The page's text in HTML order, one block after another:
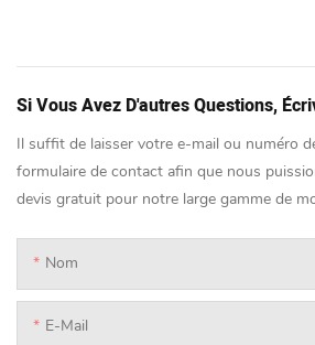
Si Vous Avez D'autres Questions,
Il suffit de laisser votre e-mail ou numéro
formulaire de contact afin que nous
devis gratuit pour notre large gamme de
Nom
E-Mail